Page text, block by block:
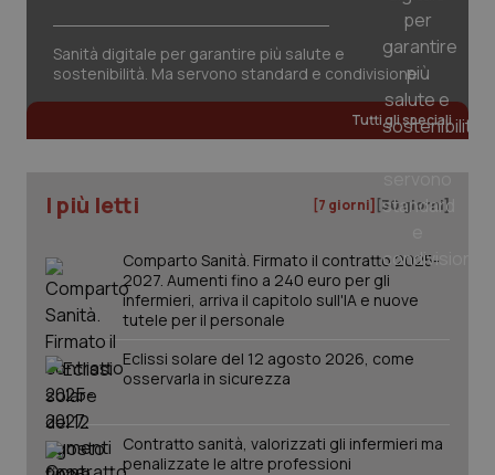
Sanità digitale per garantire più salute e
sostenibilità. Ma servono standard e condivisione
Tutti gli speciali
I più letti [7 giorni] [30 giorni]
Comparto Sanità. Firmato il contratto 2025-
2027. Aumenti fino a 240 euro per gli
infermieri, arriva il capitolo sull'IA e nuove
tutele per il personale
Eclissi solare del 12 agosto 2026, come
osservarla in sicurezza
Contratto sanità, valorizzati gli infermieri ma
penalizzate le altre professioni
tracking-sites-ironfish-
www.quotidianosanita.it
2